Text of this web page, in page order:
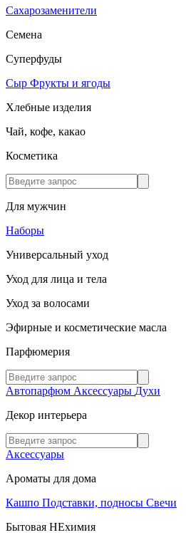
Сахарозаменители
Семена
Суперфуды
Сыр Фрукты и ягоды
Хлебные изделия
Чай, кофе, какао
Косметика
Для мужчин
Наборы
Универсальный уход
Уход для лица и тела
Уход за волосами
Эфирные и косметические масла
Парфюмерия
Автопарфюм Аксессуары Духи
Декор интерьера
Аксессуары
Ароматы для дома
Кашпо Подставки, подносы Свечи
Бытовая НЕхимия